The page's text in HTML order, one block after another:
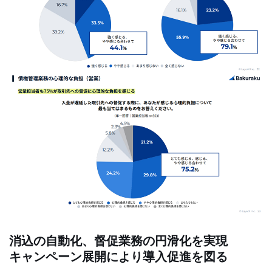
消込の自動化、督促業務の円滑化を実現
キャンペーン展開により導入促進を図る